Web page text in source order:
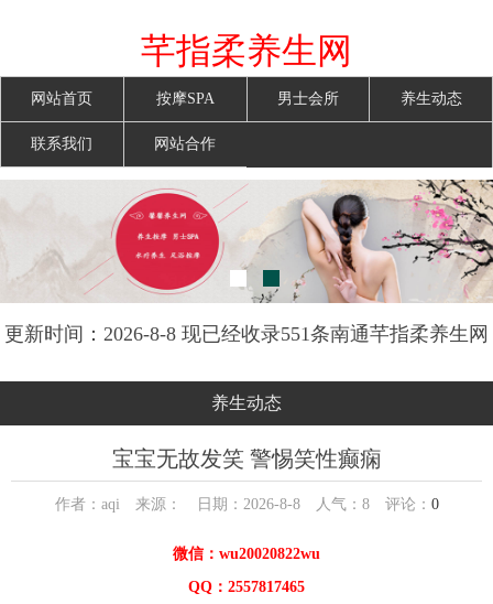
芊指柔养生网
网站首页 按摩SPA 男士会所 养生动态
联系我们 网站合作
更新时间：2026-8-8 现已经收录551条南通芊指柔养生网
养生动态
宝宝无故发笑 警惕笑性癫痫
作者：aqi 来源： 日期：2026-8-8 人气： 8评论： 0
微信：wu20020822wu
QQ：2557817465